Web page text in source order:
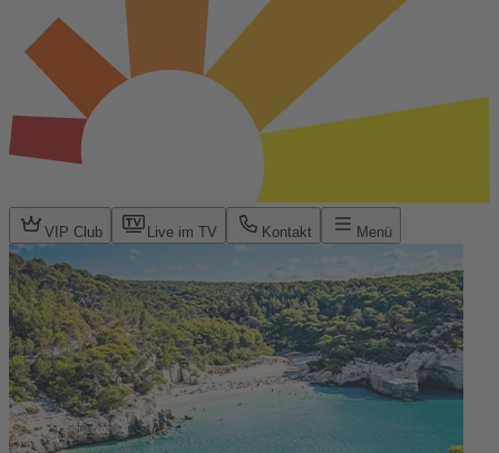
VIP Club Live im TV Kontakt Menü